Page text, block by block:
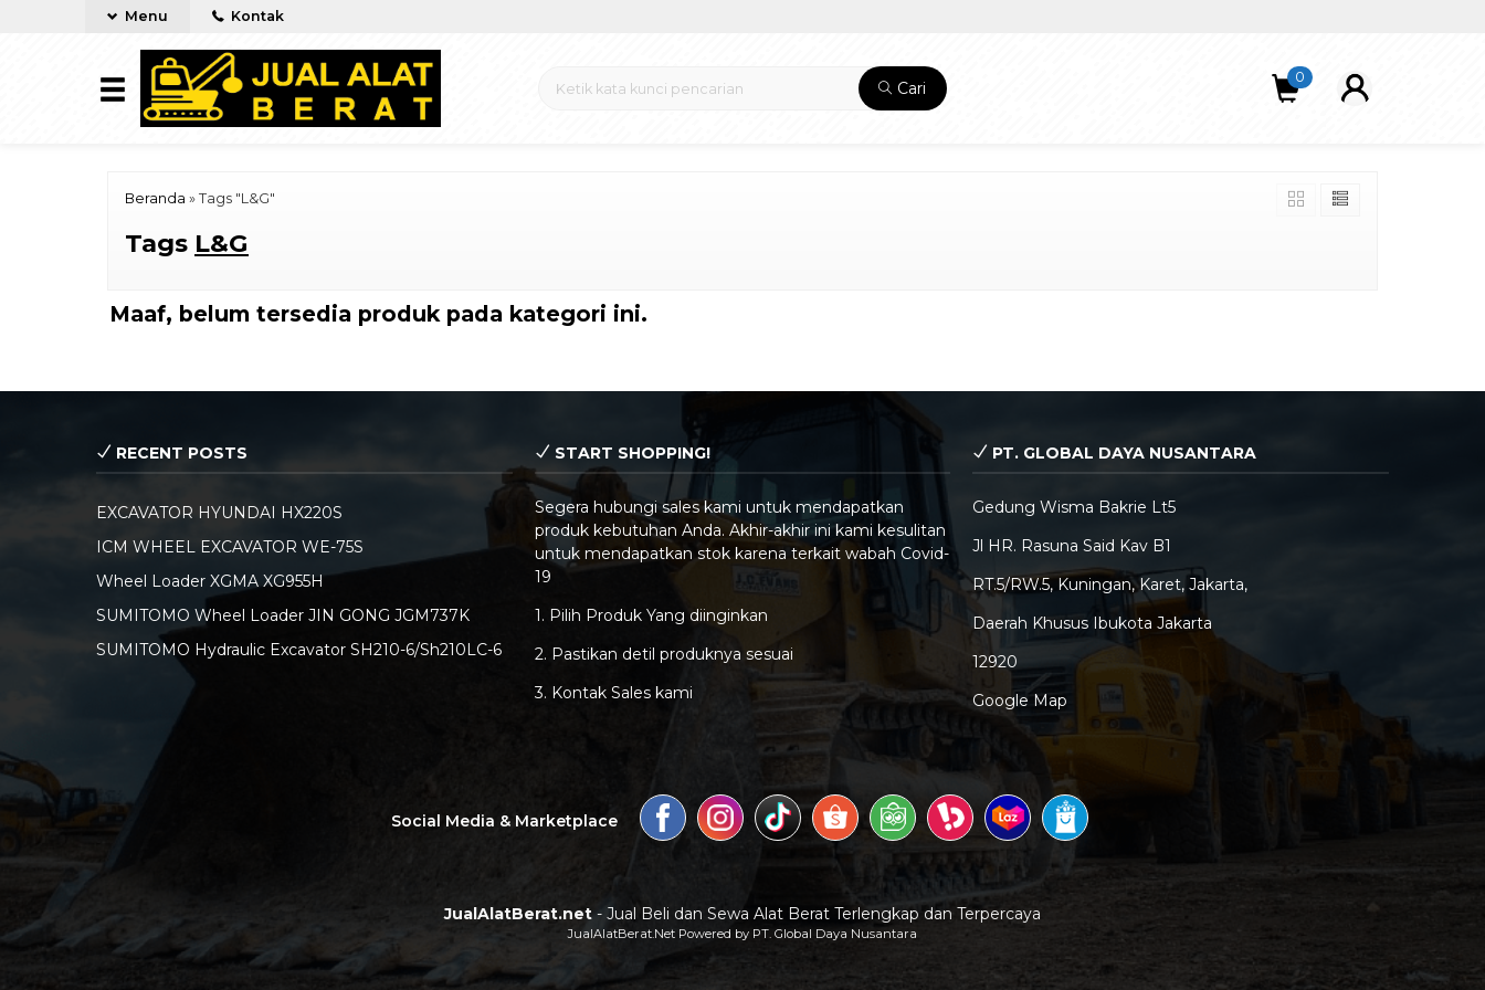
Menu Kontak
Cari
0
Beranda » Tags "L&G"
Tags L&G
Maaf, belum tersedia produk pada kategori ini.
RECENT POSTS
EXCAVATOR HYUNDAI HX220S
ICM WHEEL EXCAVATOR WE-75S
Wheel Loader XGMA XG955H
SUMITOMO Wheel Loader JIN GONG JGM737K
SUMITOMO Hydraulic Excavator SH210-6/Sh210LC-6
START SHOPPING!
Segera hubungi sales kami untuk mendapatkan
produk kebutuhan Anda. Akhir-akhir ini kami kesulitan
untuk mendapatkan stok karena terkait wabah Covid-
19
1. Pilih Produk Yang diinginkan
2. Pastikan detil produknya sesuai
3. Kontak Sales kami
PT. GLOBAL DAYA NUSANTARA
Gedung Wisma Bakrie Lt5
Jl HR. Rasuna Said Kav B1
RT.5/RW.5, Kuningan, Karet, Jakarta,
Daerah Khusus Ibukota Jakarta
12920
Google Map
Social Media & Marketplace
JualAlatBerat.net - Jual Beli dan Sewa Alat Berat Terlengkap dan Terpercaya
JualAlatBerat.Net Powered by PT. Global Daya Nusantara